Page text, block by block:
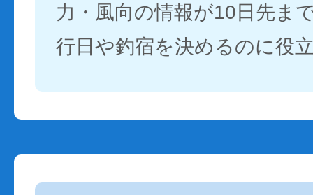
力・風向の情報が10日先ま
行日や釣宿を決めるのに役